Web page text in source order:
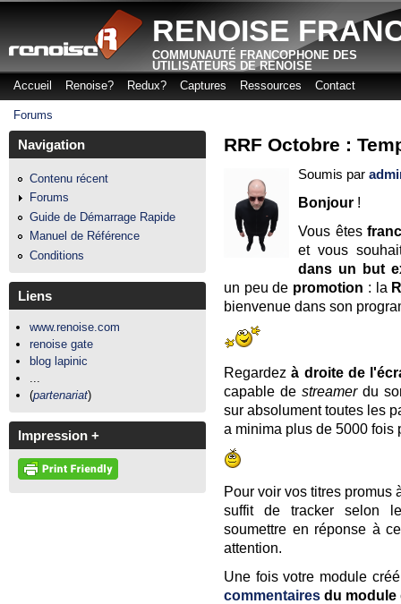
RENOISE
COMMUNAUTÉ FRANCOPHONE DES
UTILISATEURS DE RENOISE
Menu principal
Accueil Renoise? Redux? Captures Ressources Contact
Vous êtes ici
Forums
RRF Octobre :
Soumis par
Bonjour !
Vous êtes
et vous
dans un but
un peu de promotion : la
bienvenue dans son
Regardezà droite de
capable de streamer du
sur absolument toutes les
a minima plus de 5000 fois
Pour voir vos titres promus
suffit de tracker selon
soumettre en réponse à
attention.
Une fois votre module
commentaires du module
Navigation
Contenu récent
Forums
Guide de Démarrage Rapide
Manuel de Référence
Conditions
Liens
www.renoise.com
renoise gate
blog lapinic
(partenariat)
Impression +